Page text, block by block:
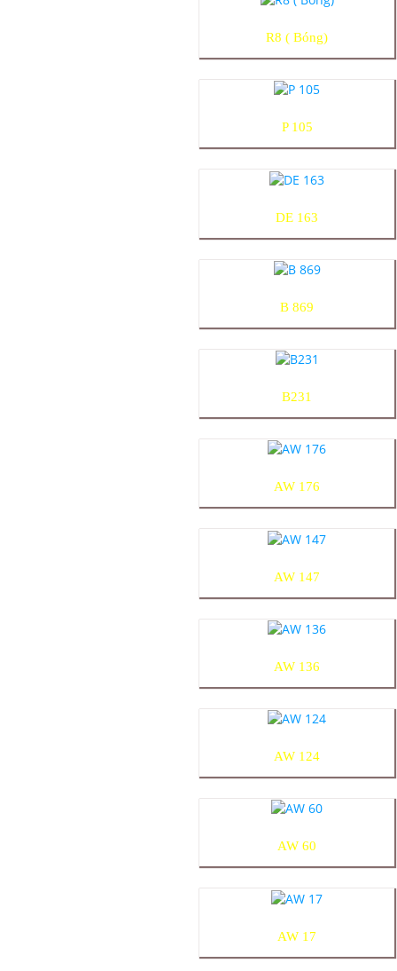
R8 ( Bóng)
P 105
DE 163
B 869
B231
AW 176
AW 147
AW 136
AW 124
AW 60
AW 17